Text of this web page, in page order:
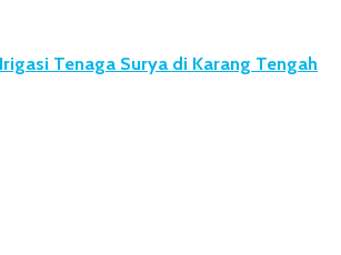
Tenaga Surya di Karang Tengah